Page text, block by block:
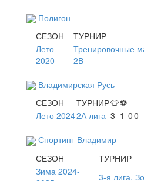
Полигон
СЕЗОН
ТУРНИР
Лето
2020
Тренировочные
2В
Владимирская Русь
СЕЗОН
ТУРНИР👕⚽
Лето 20242А лига 3 1 00
Спортинг-Владимир
СЕЗОН
ТУРНИР
Зима 2024-
3-я лига.